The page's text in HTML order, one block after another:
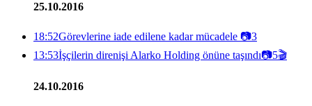
25.10.2016
18:52Görevlerine iade edilene kadar mücadele 📷3
13:53İşçilerin direnişi Alarko Holding önüne taşındı📷5🎬
24.10.2016